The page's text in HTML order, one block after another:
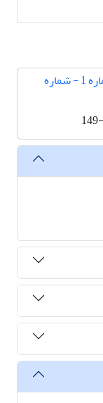
دوره 9، شماره 1 - شماره